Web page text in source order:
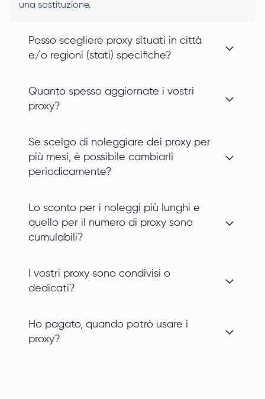
una sostituzione.
Posso scegliere proxy situati in città
e/o regioni (stati) specifiche?
Quanto spesso aggiornate i vostri
proxy?
Se scelgo di noleggiare dei proxy per
più mesi, è possibile cambiarli
periodicamente?
Lo sconto per i noleggi più lunghi e
quello per il numero di proxy sono
cumulabili?
I vostri proxy sono condivisi o
dedicati?
Ho pagato, quando potrò usare i
proxy?